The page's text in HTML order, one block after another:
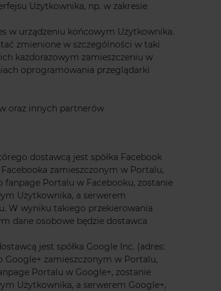
Użytkownika, np. w zakresie
w urządzeniu końcowym Użytkownika.
zmienione w szczególności w taki
każdorazowym zamieszczeniu w
oprogramowania przeglądarki
oraz innych partnerów
dostawcą jest spółka Facebook
zamieszczonym w Portalu,
fanpage Portalu w Facebooku, zostanie
Użytkownika, a serwerem
W wyniku takiego przekierowania
dane osobowe będzie dostawca
jest spółka Google Inc. (adres:
Google+ zamieszczonym w Portalu,
Portalu w Google+, zostanie
Użytkownika, a serwerem Google+,